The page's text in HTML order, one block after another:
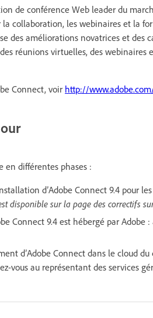
de conférence Web leader du
la collaboration, les webinaires et la
des améliorations novatrices et des
réunions virtuelles, des
Connect, voir http://
en différentes phases :
d’Adobe Connect 9.4 pour
disponible sur la page des correctifs
Connect 9.4 est hébergé par
d’Adobe Connect dans le cloud
vous au représentant des services